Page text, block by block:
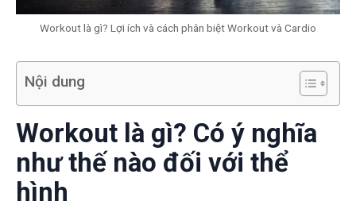
Workout là gì? Lợi ích và cách phân biệt Workout và Cardio
Nội dung
Workout là gì? Có ý nghĩa
như thế nào đối với thể
hình